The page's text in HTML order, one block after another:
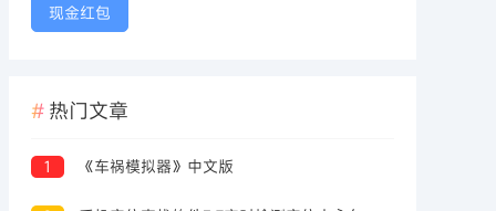
现金红包
热门文章
1 《车祸模拟器》中文版